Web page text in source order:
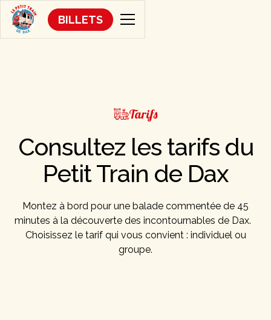
BILLETS
Tarifs
Consultez les tarifs du
Petit Train de Dax
Montez à bord pour une balade commentée de 45
minutes à la découverte des incontournables de Dax.
Choisissez le tarif qui vous convient : individuel ou
groupe.